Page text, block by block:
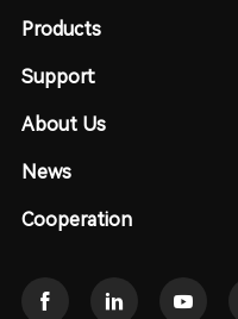
Products
Support
About Us
News
Cooperation